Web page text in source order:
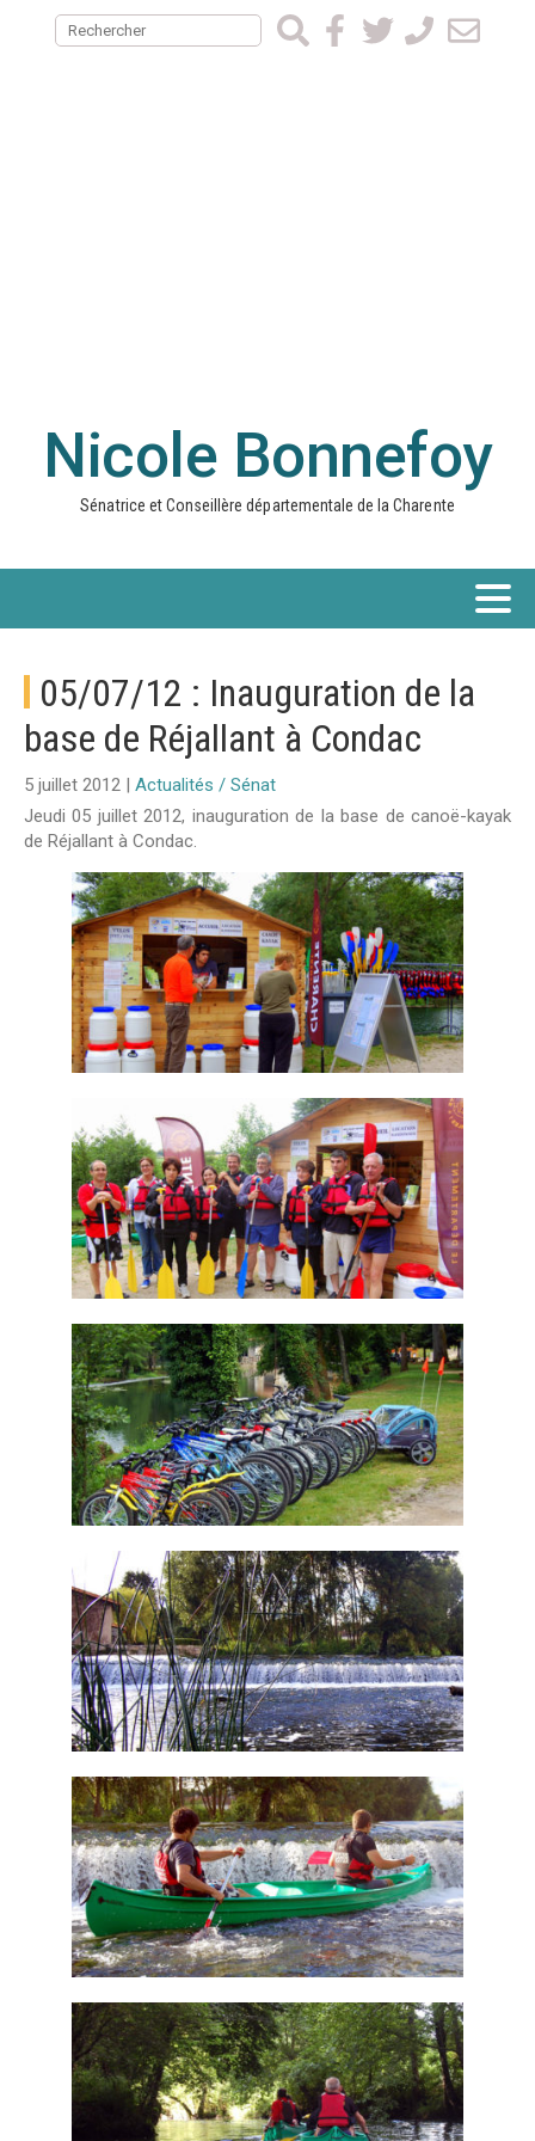
Nicole Bonnefoy
Sénatrice et Conseillère départementale de la Charente
05/07/12 : Inauguration de la
base de Réjallant à Condac
5 juillet 2012 | Actualités / Sénat
Jeudi 05 juillet 2012, inauguration de la base de canoë-kayak
de Réjallant à Condac.